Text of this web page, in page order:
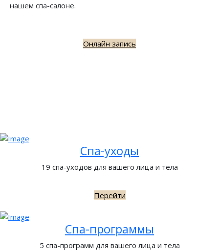
нашем спа-салоне.
Онлайн запись
Спа-уходы
19 спа-уходов для вашего лица и тела
Перейти
Спа-программы
5 спа-программ для вашего лица и тела